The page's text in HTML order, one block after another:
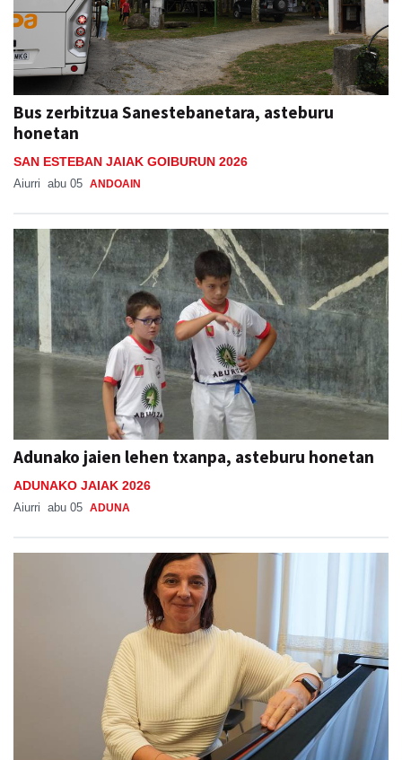
Bus zerbitzua Sanestebanetara, asteburu
honetan
SAN ESTEBAN JAIAK GOIBURUN 2026
Aiurri abu 05 ANDOAIN
Adunako jaien lehen txanpa, asteburu honetan
ADUNAKO JAIAK 2026
Aiurri abu 05 ADUNA